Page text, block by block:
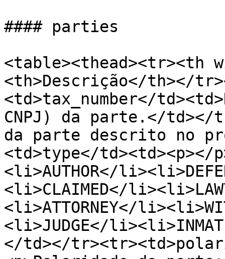
#### parties
<table><thead><tr><th
<th>Descrição</th></
<td>tax_number</
CNPJ) da parte.</td></
da parte descrito no
<td>type</td><td><p></
<li>AUTHOR</
<li>CLAIMED</
<li>ATTORNEY</
<li>JUDGE</
</td></